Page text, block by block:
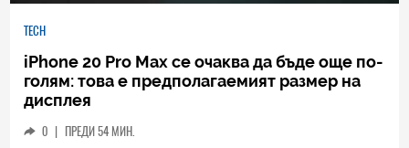
TECH
iPhone 20 Pro Max се очаква да бъде още по-
голям: това е предполагаемият размер на
дисплея
0 ПРЕДИ 54 МИН.